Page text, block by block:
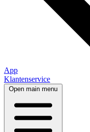
App
Klantenservice
Open main menu